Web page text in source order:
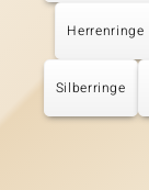
Herrenringe
Silberringe